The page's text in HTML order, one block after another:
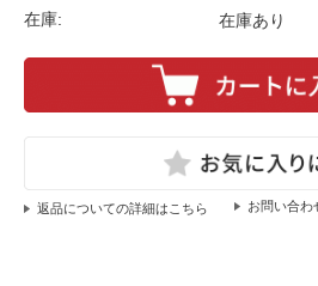
在庫: 在庫あり
返品についての詳細はこちら